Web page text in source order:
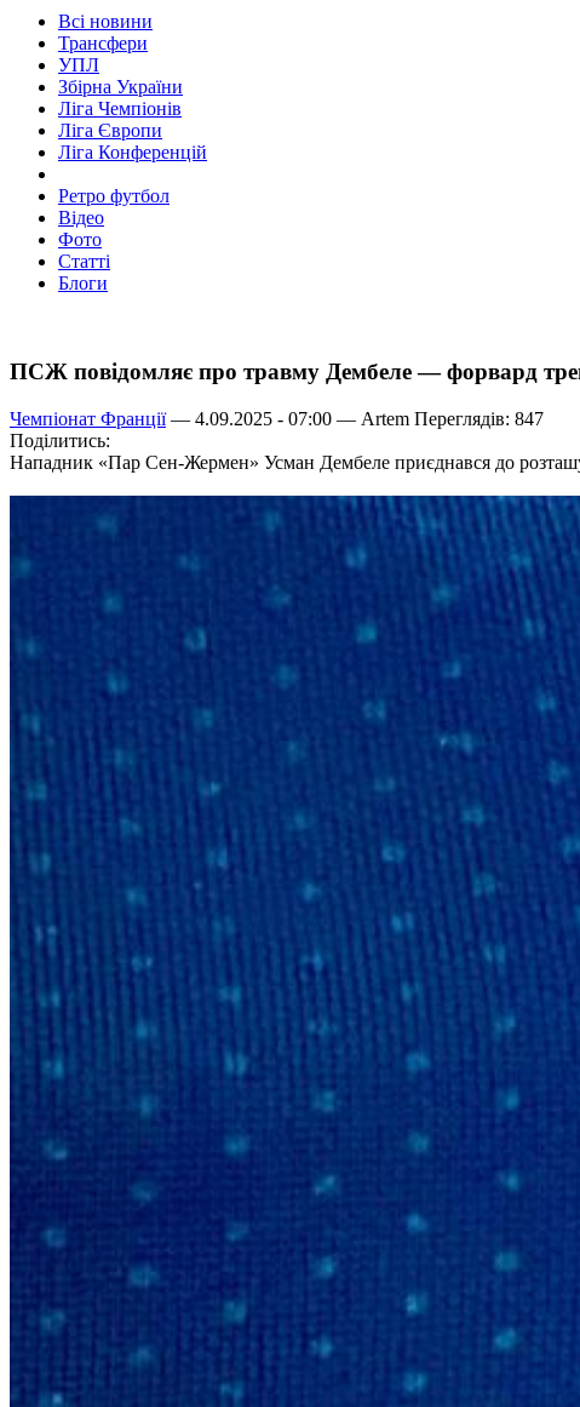
Всі новини
Трансфери
УПЛ
Збірна України
Ліга Чемпіонів
Ліга Європи
Ліга Конференцій
Ретро футбол
Відео
Фото
Статті
Блоги
ПСЖ повідомляє про травму Дембеле — форвард
Чемпіонат Франції— 4.09.2025 - 07:00 — Artem Переглядів: 847
Поділитись:
Нападник «Пар Сен-Жермен» Усман Дембеле приєднався до